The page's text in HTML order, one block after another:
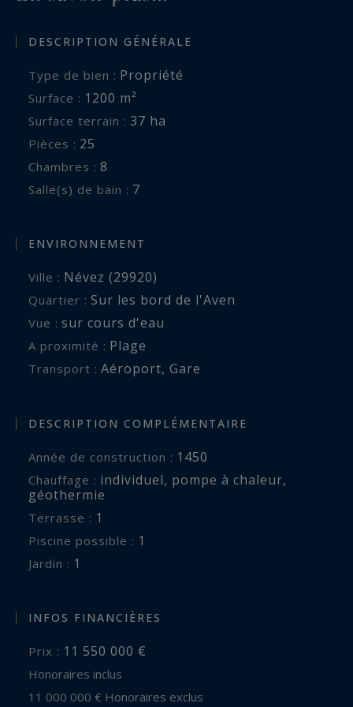
Contact direct ; Ronan Pradeau - 02 98 10 11 15
Bretagne Sud Sotheby's International Realty,
spécialiste de la vente de propriétés, château,
manoir en Bretagne, Finistère, Névez, Pont-
Aven.
DESCRIPTION GÉNÉRALE
Type de bien : Propriété
Surface : 1200 m²
Surface terrain : 37 ha
Pièces : 25
Chambres : 8
Salle(s) de bain : 7
ENVIRONNEMENT
Ville : Névez (29920)
Quartier : Sur les bord de l'Aven
Vue : sur cours d'eau
A proximité : Plage
Transport : Aéroport, Gare
DESCRIPTION COMPLÉMENTAIRE
Année de construction : 1450
Chauffage : individuel, pompe à chaleur,
géothermie
terrasse : 1
piscine possible : 1
jardin : 1
INFOS FINANCIÈRES
Prix : 11 550 000 €
Honoraires inclus
11 000 000 € Honoraires exclus